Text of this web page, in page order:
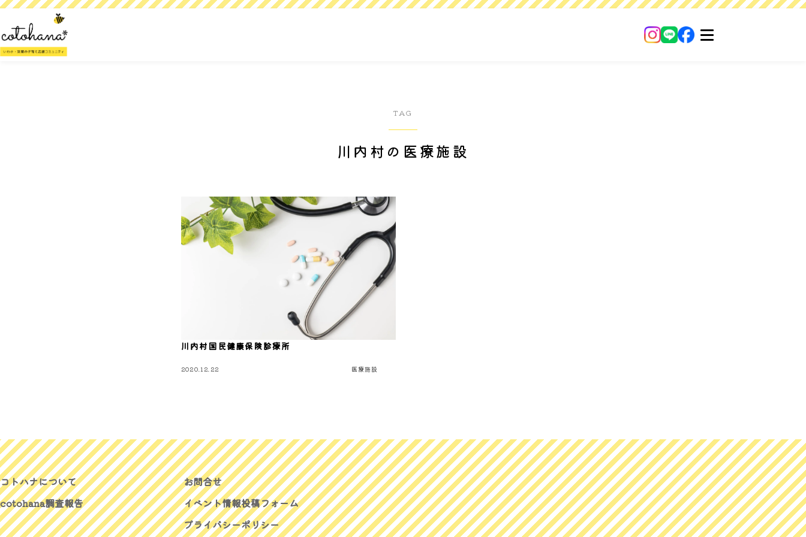
TAG
川内村の医療施設
川内村国民健康保険診療所
2020.12.22 医療施設
コトハナについて
cotohana調査報告
お問合せ
イベント情報投稿フォーム
プライバシーポリシー